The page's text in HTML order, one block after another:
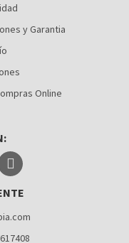
y Garantia
Online